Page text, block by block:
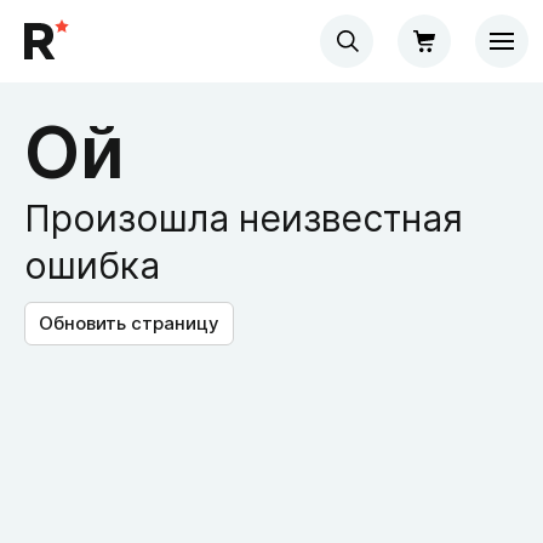
Ой
Произошла неизвестная
ошибка
Обновить страницу